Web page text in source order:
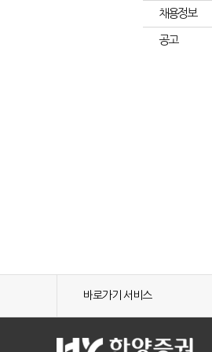
채용정보
공고
바로가기 서비스